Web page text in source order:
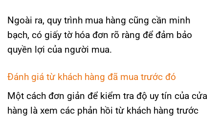
Ngoài ra, quy trình mua hàng cũng cần minh
bạch, có giấy tờ hóa đơn rõ ràng để đảm bảo
quyền lợi của người mua.
Đánh giá từ khách hàng đã mua trước đó
Một cách đơn giản để kiểm tra độ uy tín của cửa
hàng là xem các phản hồi từ khách hàng trước